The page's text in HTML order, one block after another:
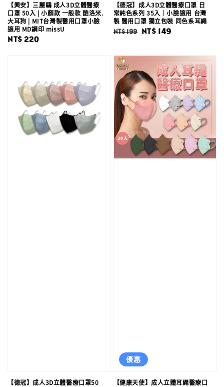
【興安】三麗鷗 成人3D立體醫療
口罩 50入 | 小顏款 一般款 酷洛米.
大耳狗 | MIT台灣製醫用口罩小臉
適用 MD鋼印 missU
Regular
NT$ 220
【德冠】成人3D立體醫療口罩 日
常純色系列 35入｜小臉適用 台灣
製 醫用口罩 獨立包裝 同色系耳繩
Regular
NT$ 199 Sale
NT$ 149
【德冠】成人3D立體醫療口罩50
優惠
【健康天使】成人立體耳繩醫療口